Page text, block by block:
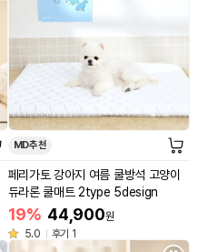
MD추천
페리가토 강아지 여름 쿨방석 고양이
듀라론 쿨매트 2type 5design
19% 44,900원
5.0
후기 1